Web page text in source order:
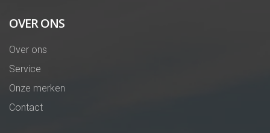
OVER ONS
Over ons
Service
Onze merken
Contact